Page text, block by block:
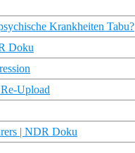
Krankheiten Tabu?
Doku
Upload
| NDR Doku